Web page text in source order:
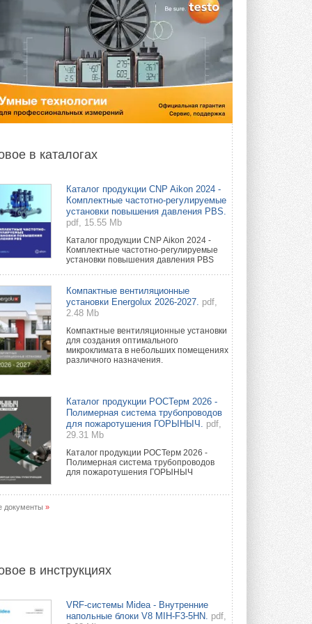
в каталогах
Каталог продукции CNP Aikon 2024 -
Комплектные частотно-регулируемые
установки повышения давления PBS.
pdf, 15.55 Mb
Каталог продукции CNP Aikon 2024 -
Комплектные частотно-регулируемые
установки повышения давления PBS
Компактные вентиляционные
установки Energolux 2026-2027. pdf,
2.48 Mb
Компактные вентиляционные установки
для создания оптимального
микроклимата в небольших помещениях
различного назначения.
Каталог продукции РОСТерм 2026 -
Полимерная система трубопроводов
для пожаротушения ГОРЫНЫЧ.
pdf,
29.31 Mb
Каталог продукции РОСТерм 2026 -
Полимерная система трубопроводов
для пожаротушения ГОРЫНЫЧ
документы »
в инструкциях
VRF-системы Midea - Внутренние
напольные блоки V8 MIH-F3-5HN. pdf,